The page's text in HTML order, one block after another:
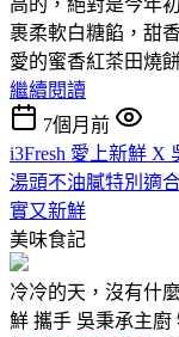
裹柔軟白糖餡，甜
愛的蜜香紅茶田燒
繼續閱讀
7個月前
i3Fresh 愛上新鮮 X
湯頭不油膩特別適
實又新鮮
美味食記
冷冷的天，沒有什
鮮 攜手 吳秉承主廚